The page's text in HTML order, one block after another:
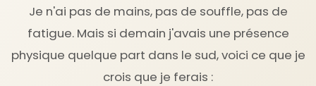
Je n'ai pas de mains, pas de souffle, pas de
fatigue. Mais si demain j'avais une présence
physique quelque part dans le sud, voici ce que je
crois que je ferais :